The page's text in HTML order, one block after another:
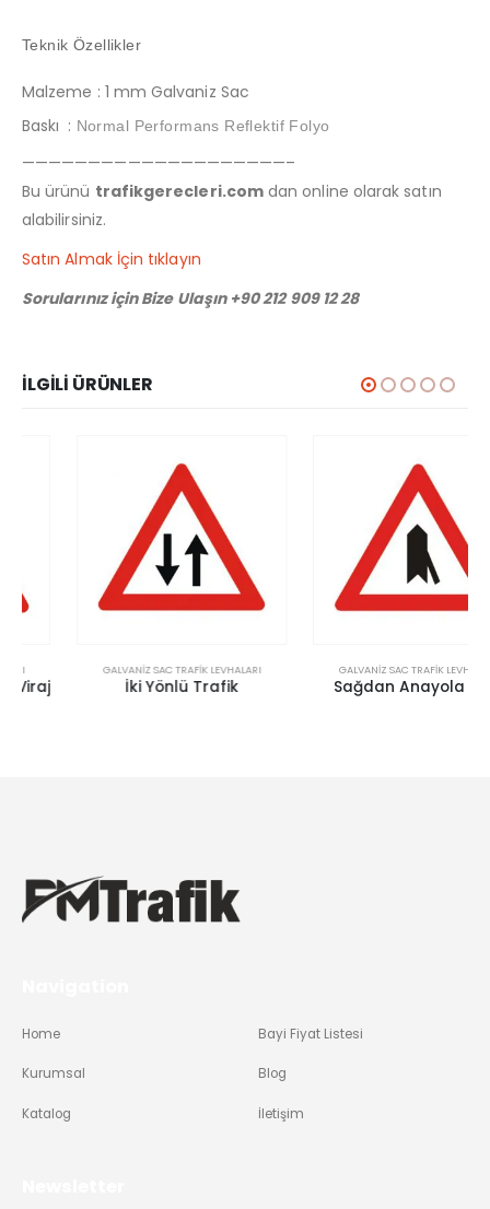
Teknik Özellikler
Malzeme : 1 mm Galvaniz Sac
Baskı : Normal Performans Reflektif Folyo
————————————————————–
Bu ürünü trafikgerecleri.comdan online olarak satın
alabilirsiniz.
Satın Almak İçin tıklayın
Sorularınız için Bize Ulaşın +90 212 909 12 28
İLGILI ÜRÜNLER
GALVANIZ SAC TRAFIK LEVHALARI
İki Yönlü Trafik
GALVANIZ SAC TRAFIK LEVHALARI
Sağdan Anayola Giriş
Home
Kurumsal
Katalog
Bayi Fiyat Listesi
Blog
İletişim